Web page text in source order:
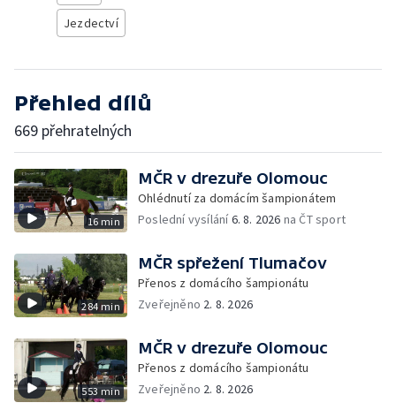
Jezdectví
Přehled dílů
669 přehratelných
16 min
MČR v drezuře Olomouc
Ohlédnutí za domácím šampionátem
Poslední vysílání6. 8. 2026 na ČT sport
284 min
MČR spřežení Tlumačov
Přenos z domácího šampionátu
Zveřejněno 2. 8. 2026
553 min
MČR v drezuře Olomouc
Přenos z domácího šampionátu
Zveřejněno 2. 8. 2026